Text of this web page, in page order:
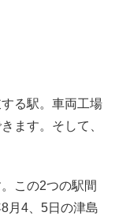
る駅。車両工場
ます。そして、
この2つの駅間
月4、5日の津島